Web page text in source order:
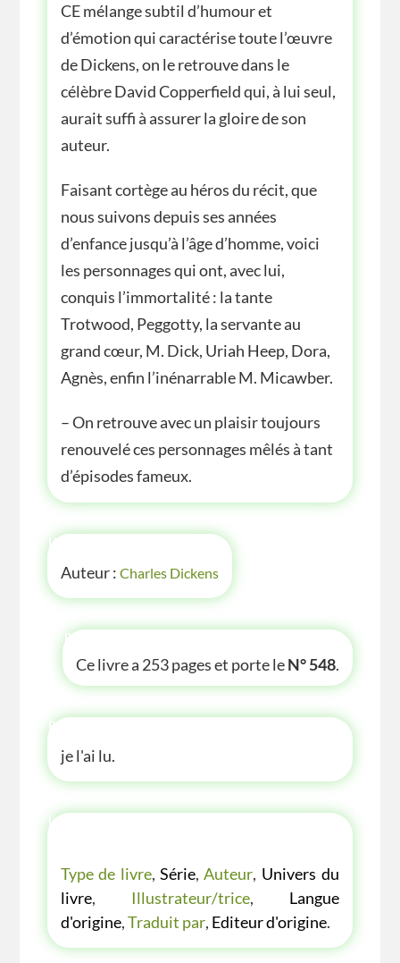
CE mélange subtil d’humour et
d’émotion qui caractérise toute l’œuvre
de Dickens, on le retrouve dans le
célèbre David Copperfield qui, à lui seul,
aurait suffi à assurer la gloire de son
auteur.
Faisant cortège au héros du récit, que
nous suivons depuis ses années
d’enfance jusqu’à l’âge d’homme, voici
les personnages qui ont, avec lui,
conquis l’immortalité : la tante
Trotwood, Peggotty, la servante au
grand cœur, M. Dick, Uriah Heep, Dora,
Agnès, enfin l’inénarrable M. Micawber.
– On retrouve avec un plaisir toujours
renouvelé ces personnages mêlés à tant
d’épisodes fameux.
INFOS
Auteur : Charles Dickens
P'TITE INFOS
Ce livre a 253 pages et porte leN° 548.
P'TITE ANECDOTE
je l'ai lu.
LES P'TITES LISTES DES BIBLIOTHÈQUE
Type de livre, Série, Auteur, Univers du
livre, Illustrateur/trice, Langue
d'origine,Traduit par, Editeur d'origine.